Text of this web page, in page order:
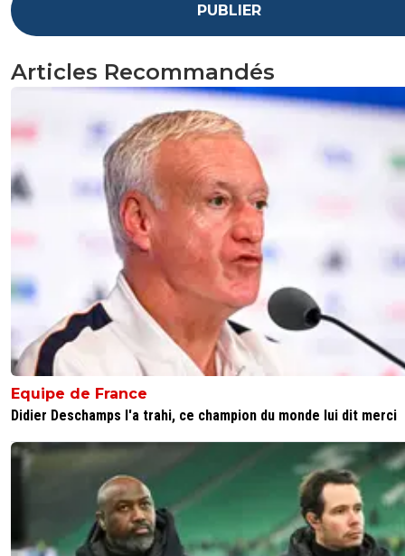
PUBLIER
Articles Recommandés
Equipe de France
Didier Deschamps l'a trahi, ce champion du monde lui dit merci